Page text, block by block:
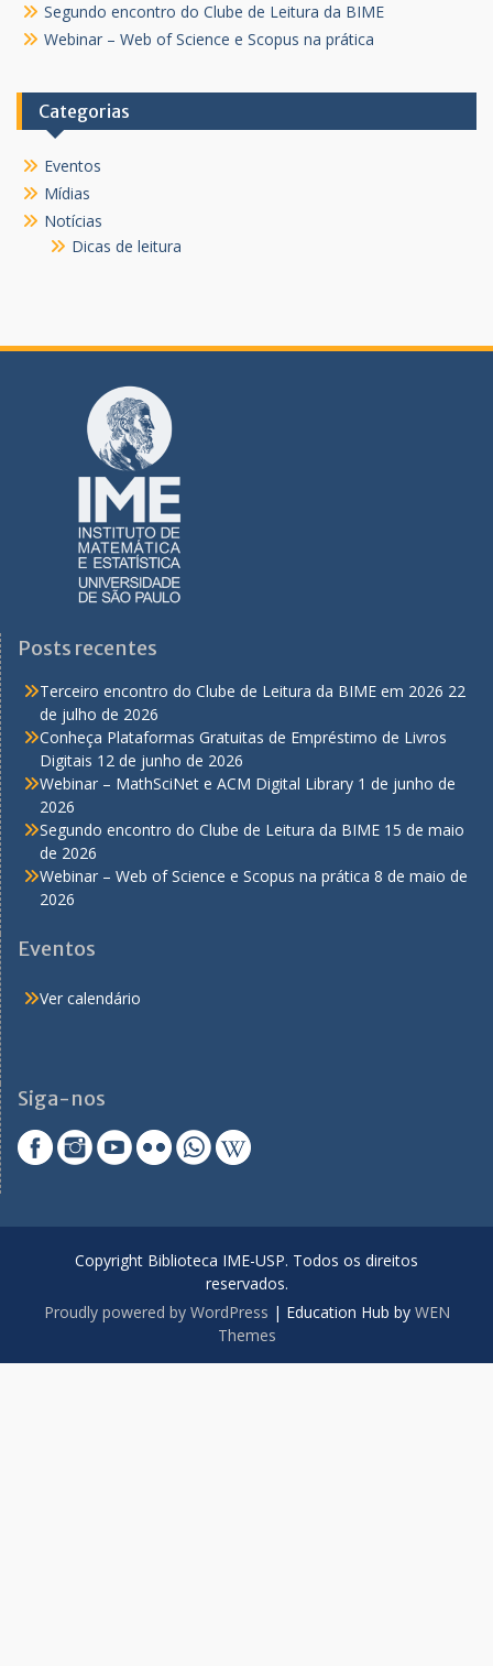
Segundo encontro do Clube de Leitura da BIME
Webinar – Web of Science e Scopus na prática
Categorias
Eventos
Mídias
Notícias
Dicas de leitura
Posts recentes
Terceiro encontro do Clube de Leitura da BIME em 2026 22
de julho de 2026
Conheça Plataformas Gratuitas de Empréstimo de Livros
Digitais 12 de junho de 2026
Webinar – MathSciNet e ACM Digital Library 1 de junho de
2026
Segundo encontro do Clube de Leitura da BIME 15 de maio
de 2026
Webinar – Web of Science e Scopus na prática 8 de maio de
2026
Eventos
Ver calendário
Siga-nos
Copyright Biblioteca IME-USP. Todos os direitos
reservados.
Proudly powered by WordPress | Education Hub by WEN
Themes